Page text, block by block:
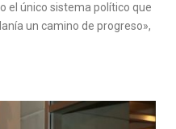
el único sistema político que
un camino de progreso»,